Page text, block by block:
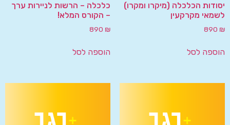
יסודות הכלכלה (מיקרו ומקרו)
לשמאי מקרקעין
890 ₪
הוספה לסל
כלכלה – הרשות לניירות ערך
– הקורס המלא!
890 ₪
הוספה לסל